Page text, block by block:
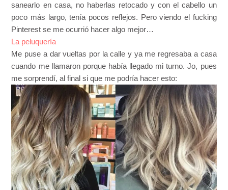
sanearlo en casa, no haberlas retocado y con el cabello un
poco más largo, tenía pocos reflejos. Pero viendo el fucking
Pinterest se me ocurrió hacer algo mejor…
La peluquería
Me puse a dar vueltas por la calle y ya me regresaba a casa
cuando me llamaron porque había llegado mi turno. Jo, pues
me sorprendí, al final si que me podría hacer esto: